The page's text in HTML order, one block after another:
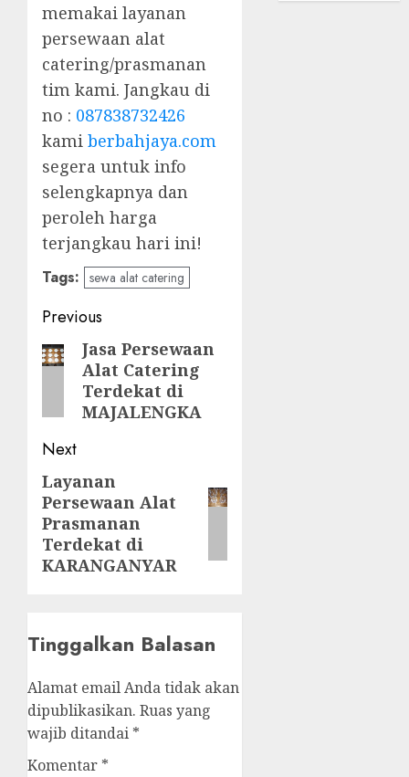
memakai layanan
persewaan alat
catering/prasmanan
tim kami. Jangkau di
no : 087838732426
kami berbahjaya.com
segera untuk info
selengkapnya dan
peroleh harga
terjangkau hari ini!
Tags: sewa alat catering
Post
navigation
Previous
PreviousJasa Persewaan
Alat Catering
Terdekat di
MAJALENGKA
Next
Next
post:
Layanan
Persewaan Alat
Prasmanan
Terdekat di
KARANGANYAR
Tinggalkan Balasan
Alamat email Anda tidak akan
dipublikasikan. Ruas yang
wajib ditandai *
Komentar *